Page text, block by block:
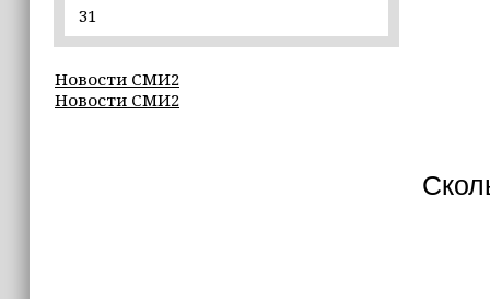
В «МегаФоне» заявили, что складные
смартфоны набирают популярность
31
Новости СМИ2
Новости СМИ2